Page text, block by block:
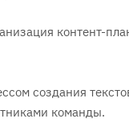
контент-
создания
команды.